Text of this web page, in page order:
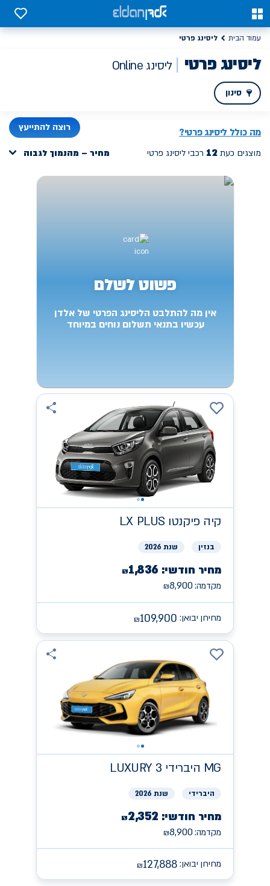
0
0
עמוד הבית ליסינג פרטי
ליסינג פרטי ליסינג Online
סינון
מה כולל ליסינג פרטי? רוצה להתייעץ
מוצגים כעת רכבי ליסינג פרטי מחיר – מהנמוך לגבוה
פשוט לשלם
אין מה להתלבט הליסינג הפרטי של אלדן
עכשיו בתנאי תשלום נוחים במיוחד
קיה LX PLUS פיקנטו
בנזין שנת 2026
מחיר חודשי: ₪1,836
מקדמה: ₪8,900
מחירון יבואן: ₪109,900
MG היברידי LUXURY 3
היברידי שנת 2026
מחיר חודשי: ₪2,352
מקדמה: ₪8,900
מחירון יבואן: ₪127,888
ליסינג פרטי משתלם אונליין, דגמים חדשים במחיר מנצח | אלדן